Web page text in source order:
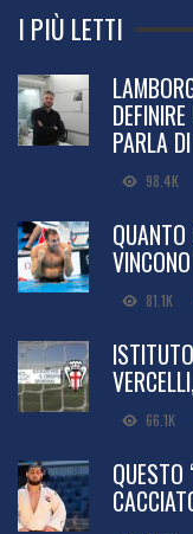
I PIÙ LETTI
PARLA
98.4K
81.1K
66.1K
QUESTO